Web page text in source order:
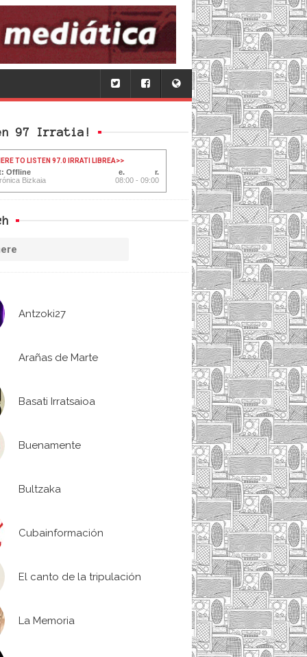
97 Irratia!
TO LISTEN 97.0 IRRATI LIBREA>>
Offline
Bizkaia
08:00 - 09:00
Antzoki27
Arañas de Marte
Basati Irratsaioa
Buenamente
Bultzaka
Cubainformación
El canto de la tripulación
La Memoria